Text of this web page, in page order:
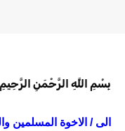
بِسْمِ اللَّهِ الرَّحْمَنِ الرَّحِيمِ
الى / الاخوة المسلمين